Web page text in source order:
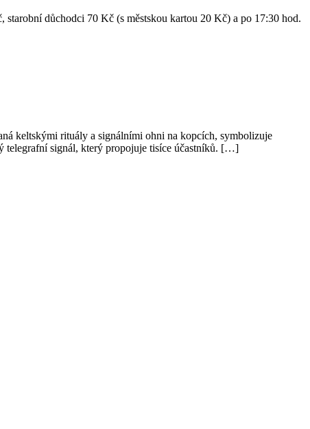
důchodci 70 Kč (s městskou kartou 20 Kč) a po 17:30 hod.
keltskými rituály a signálními ohni na kopcích, symbolizuje
telegrafní signál, který propojuje tisíce účastníků. […]